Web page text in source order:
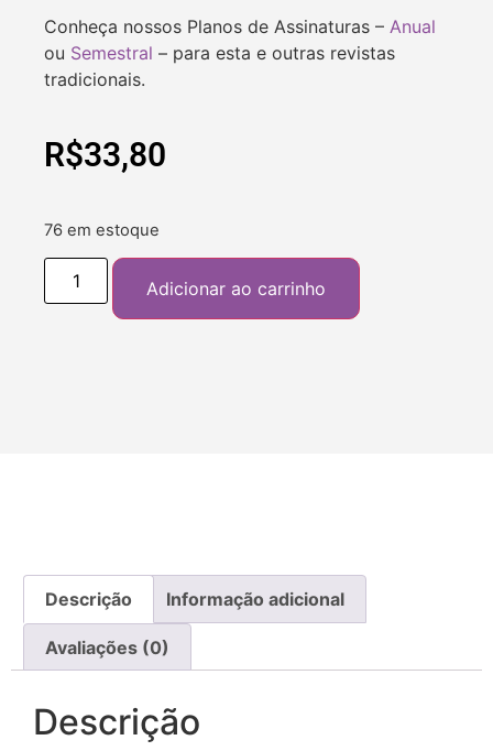
Conheça nossos Planos de Assinaturas – Anual
ou Semestral – para esta e outras revistas
tradicionais.
R$33,80
76 em estoque
Adicionar ao carrinho
Descrição Informação adicional
Avaliações (0)
Descrição